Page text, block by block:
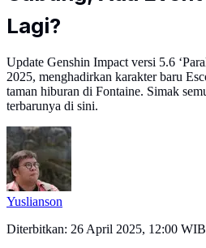
Lagi?
Update Genshin Impact versi 5.6
2025, menghadirkan karakter baru
taman hiburan di Fontaine. Simak
terbarunya di sini.
Yuslianson
Diterbitkan: 26 April 2025, 12:00 WIB